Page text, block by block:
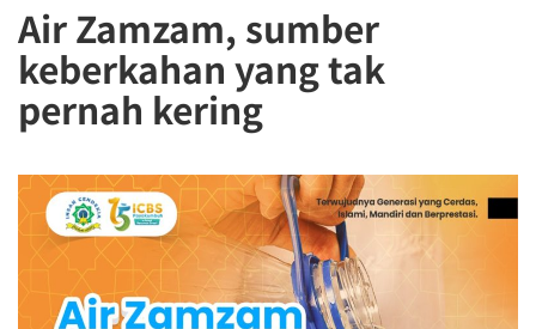
Air Zamzam, sumber
keberkahan yang tak
pernah kering